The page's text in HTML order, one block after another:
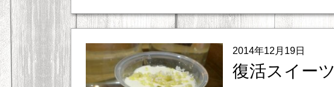
2014年12月19日
復活スイーツ